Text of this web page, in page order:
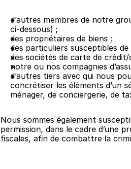
d’autres membres de notre
ci-dessous) ;
des propriétaires de biens ;
des particuliers susceptibles
des sociétés de carte de crédit/
notre ou nos compagnies
d’autres tiers avec qui nous
concrétiser les éléments d’un
ménager, de conciergerie, de
Nous sommes également
permission, dans le cadre d’une
fiscales, afin de combattre la